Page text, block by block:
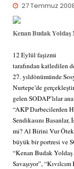
27 Temmuz
Kenan Budak Yoldaş
12 Eylül faşizmi
tarafından katledilen
27. yıldönümünde
Nurtepe’de
gelen SODAP’lılar
“AKP Darbecilerden
Sendikasını
mi? Al Birini Vur
büyük bir portresi ve
“Kenan Budak Yoldaş
Savaşıyor”,